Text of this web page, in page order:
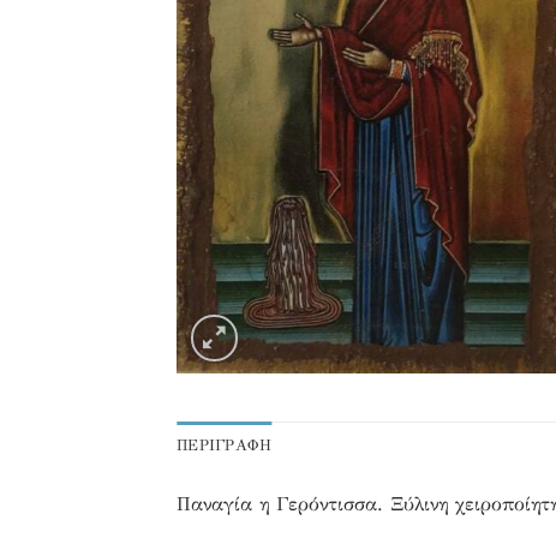
ΠΕΡΙΓΡΑΦΉ
Παναγία η Γερόντισσα. Ξύλινη